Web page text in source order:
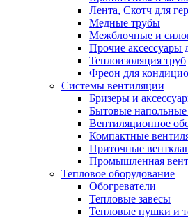
Лента, Скотч для
Медные трубы
Межблочные и
Прочие аксессуары
Теплоизоляция труб
Фреон для
Системы вентиляции
Бризеры и
Бытовые
Вентиляционное
Компактные
Приточные
Промышленная
Тепловое оборудование
Обогреватели
Тепловые завесы
Тепловые пушки и